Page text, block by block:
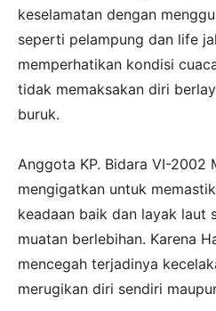
keselamatan dengan
seperti pelampung dan life
memperhatikan kondisi
tidak memaksakan diri
buruk.
‎Anggota KP. Bidara VI-2002
mengigatkan untuk
keadaan baik dan layak laut
muatan berlebihan. Karena
mencegah terjadinya
merugikan diri sendiri